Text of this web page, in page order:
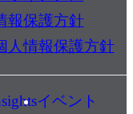
報保護方針
人情報保護方針
イベント